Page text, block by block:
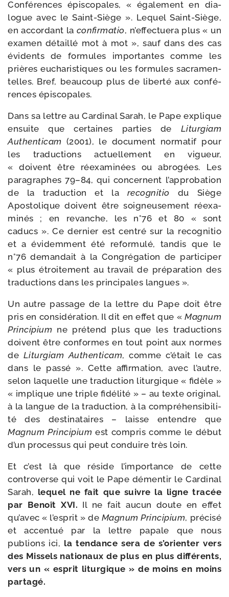
Conférences épis­co­pales, « éga­le­ment en dia­
logue avec le Saint-​Siège ». Lequel Saint-​Siège,
en accor­dant la confir­ma­tio, n’ef­fec­tue­ra plus « un
exa­men détaillé mot à mot », sauf dans des cas
évi­dents de for­mules impor­tantes comme les
prières eucha­ris­tiques ou les for­mules sacra­men­
telles. Bref, beau­coup plus de liber­té aux confé­
rences épiscopales.
Dans sa lettre au Cardinal Sarah, le Pape explique
ensuite que cer­taines par­ties de Liturgiam
Authenticam (2001), le docu­ment nor­ma­tif pour
les tra­duc­tions actuel­le­ment en vigueur,
« doivent être réexa­mi­nées ou abro­gées. Les
para­graphes 79–84, qui concernent l’ap­pro­ba­tion
de la tra­duc­tion et la recog­ni­tio du Siège
Apostolique doivent être soi­gneu­se­ment réexa­
mi­nés ; en revanche, les n°76 et 80 « sont
caducs ». Ce der­nier est cen­tré sur la recog­ni­tio
et a évi­dem­ment été refor­mu­lé, tan­dis que le
n°76 deman­dait à la Congrégation de par­ti­ci­per
« plus étroi­te­ment au tra­vail de pré­pa­ra­tion des
tra­duc­tions dans les prin­ci­pales langues ».
Un autre pas­sage de la lettre du Pape doit être
pris en consi­dé­ra­tion. Il dit en effet que « Magnum
Principium ne pré­tend plus que les tra­duc­tions
doivent être conformes en tout point aux normes
de Liturgiam Authenticam, comme c’é­tait le cas
dans le pas­sé ». Cette affir­ma­tion, avec l’autre,
selon laquelle une tra­duc­tion litur­gique « fidèle »
« implique une triple fidé­li­té » – au texte ori­gi­nal,
à la langue de la tra­duc­tion, à la com­pré­hen­si­bi­li­
té des des­ti­na­taires – laisse entendre que
Magnum Principium est com­pris comme le début
d’un pro­ces­sus qui peut conduire très loin.
Et c’est là que réside l’im­por­tance de cette
contro­verse qui voit le Pape démen­tir le Cardinal
Sarah, lequel ne fait que suivre la ligne tra­cée
par Benoît XVI. Il ne fait aucun doute en effet
qu’a­vec « l’es­prit » de Magnum Principium, pré­ci­sé
et accen­tué par la lettre papale que nous
publions ici, la ten­dance sera de s’o­rien­ter vers
des Missels natio­naux de plus en plus dif­fé­rents,
vers un « esprit litur­gique » de moins en moins
partagé.